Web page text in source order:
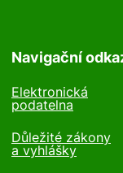
Navigační
Elektronická
podatelna
Důležité zákony
a vyhlášky